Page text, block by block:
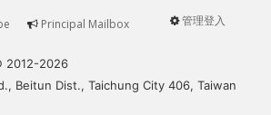
User
管理登入
Principal Mailbox
2012-2026
Beitun Dist., Taichung City 406, Taiwan